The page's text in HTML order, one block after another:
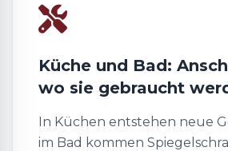
Küche und Bad:
wo sie gebraucht
In Küchen entstehen neue
im Bad kommen